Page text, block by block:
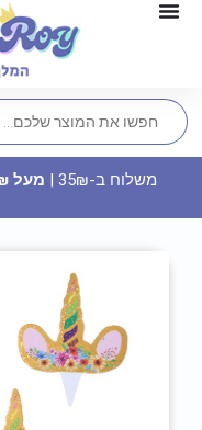
₪
משלוח ב-35₪ | מעל 599₪ משלוח חינם או איסוף עצמי